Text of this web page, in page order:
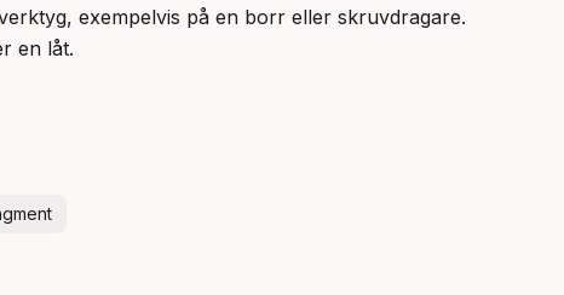
exempelvis på en borr eller skruvdragare.
en låt.